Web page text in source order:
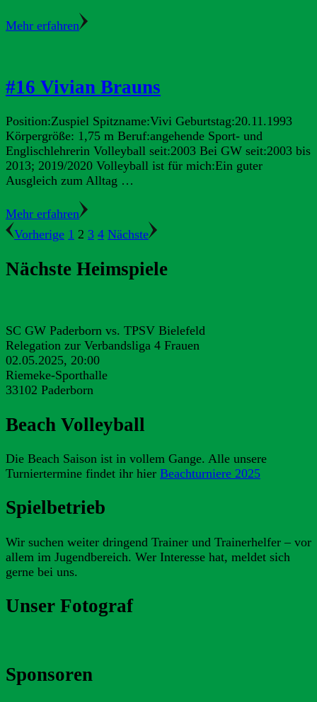
Mehr erfahren
#16 Vivian Brauns
Position:Zuspiel Spitzname:Vivi Geburtstag:20.11.1993
Körpergröße: 1,75 m Beruf:angehende Sport- und
Englischlehrerin Volleyball seit:2003 Bei GW seit:2003 bis
2013; 2019/2020 Volleyball ist für mich:Ein guter
Ausgleich zum Alltag …
Mehr erfahren
Seitennummerierung
Beiträge
Vorherige Seite
1 Seite
2 Seite
3 Seite
4 Nächste
Nächste Heimspiele
SC GW Paderborn vs. TPSV Bielefeld
Relegation zur Verbandsliga 4 Frauen
02.05.2025, 20:00
Riemeke-Sporthalle
33102 Paderborn
Beach Volleyball
Die Beach Saison ist in vollem Gange. Alle unsere
Turniertermine findet ihr hier Beachturniere 2025
Spielbetrieb
Wir suchen weiter dringend Trainer und Trainerhelfer – vor
allem im Jugendbereich. Wer Interesse hat, meldet sich
gerne bei uns.
Unser Fotograf
Sponsoren